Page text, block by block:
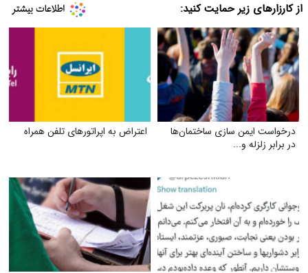
از کارزارهای زیر حمایت کنید:
درخواست ایمن‌ سازی ساختمان‌ها
در برابر زلزله و...
اعتراض به اپراتورهای تلفن همراه